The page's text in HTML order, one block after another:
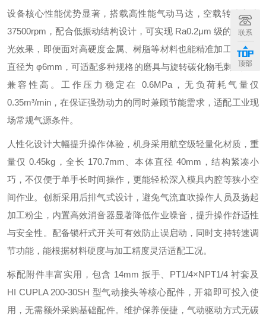
设备核心性能优势显著，搭载高性能气动马达，空载转速高达
37500rpm，配合低振动结构设计，可实现 Ra0.2μm 级的镜面抛
光效果，即便面对高硬度金属、树脂等材料也能精准加工。卡盘
直径为 φ6mm，可适配多种规格的磨具与旋转碳化物毛刺工具，
兼容性高。工作压力稳定在 0.6MPa，无负荷耗气量仅
0.35m³/min，在保证强劲动力的同时兼顾节能需求，适配工业现
场常规气源条件。
人性化设计大幅提升操作体验，机身采用航空级轻量化材质，重
量仅 0.45kg，全长 170.7mm、本体直径 40mm，结构紧凑小
巧，不仅便于单手长时间操作，更能轻松深入模具内腔等狭小空
间作业。创新采用后排气式设计，避免气流直吹操作人员及扬起
加工粉尘，内置高效消音器显著降低作业噪音，提升操作舒适性
与安全性。配备锁杆式开关可有效防止误启动，同时支持转速调
节功能，能根据材料硬度与加工精度灵活适配工况。
标配附件丰富实用，包含 14mm 扳手、PT1/4×NPT1/4 衬套及
HI CUPLA 200-30SH 型气动接头等核心配件，开箱即可投入使
用，无需额外采购基础配件。维护保养便捷，气动驱动方式无碳
联系
顶部